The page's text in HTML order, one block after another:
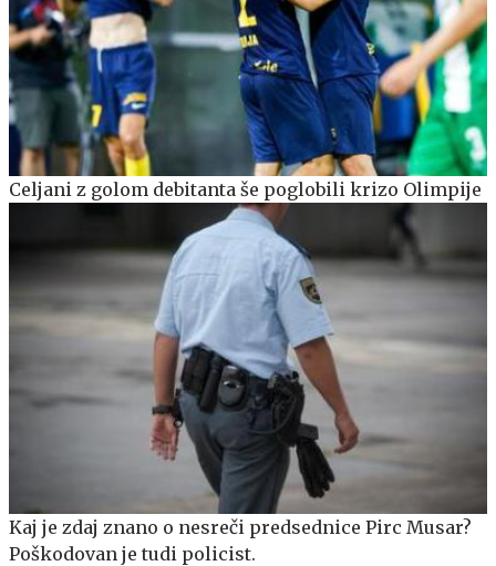
Celjani z golom debitanta še poglobili krizo Olimpije
Kaj je zdaj znano o nesreči predsednice Pirc Musar?
Poškodovan je tudi policist.